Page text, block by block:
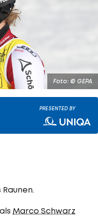
Foto: © GEPA
PRESENTED BY
Marco Schwarz